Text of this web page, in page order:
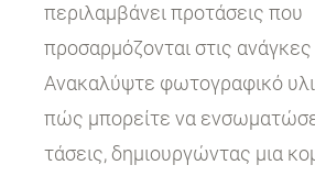
περιλαμβάνει προτάσεις που
προσαρμόζονται στις
Ανακαλύψτε φωτογραφικό
πώς μπορείτε να
τάσεις, δημιουργώντας μια